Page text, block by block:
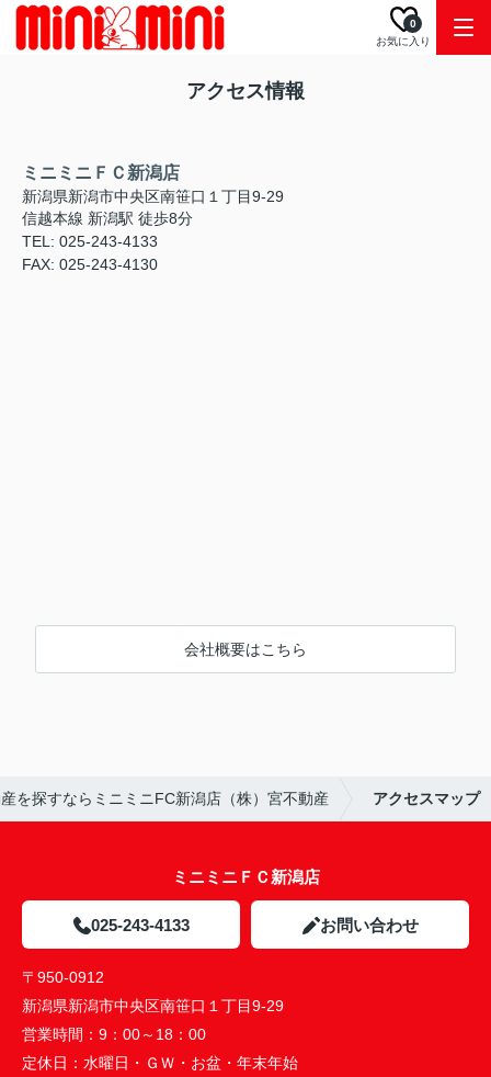
お気に入り
0
アクセス情報
ミニミニＦＣ新潟店
新潟県新潟市中央区南笹口１丁目9-29
信越本線 新潟駅 徒歩8分
TEL: 025-243-4133
FAX: 025-243-4130
会社概要はこちら
を探すならミニミニFC新潟店（株）宮不動産 アクセスマップ
ミニミニＦＣ新潟店
025-243-4133 お問い合わせ
〒950-0912
新潟県新潟市中央区南笹口１丁目9-29
営業時間： 9：00～18：00
定休日： 水曜日・ＧＷ・お盆・年末年始